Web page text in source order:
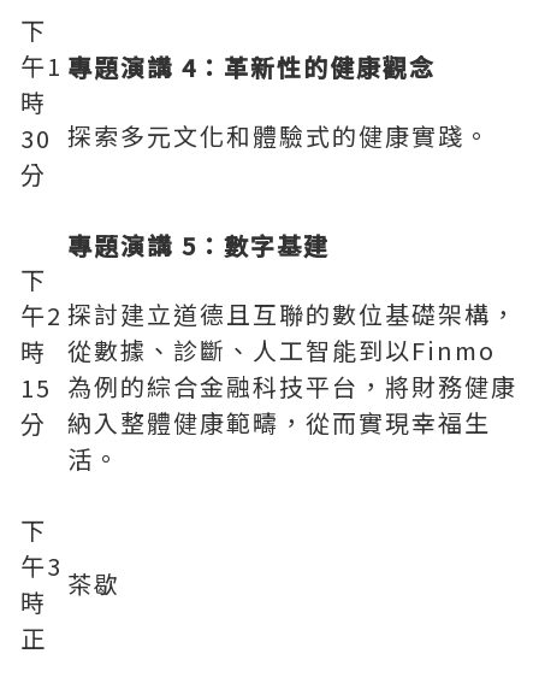
下
午1
時
30
分
專題演講 4：革新性的健康觀念
探索多元文化和體驗式的健康實踐。
下
午2
時
15
分
專題演講 5：數字基建
探討建立道德且互聯的數位基礎架構，
從數據、診斷、人工智能到以Finmo
為例的綜合金融科技平台，將財務健康
納入整體健康範疇，從而實現幸福生
活。
下
午3
時
正
茶歇